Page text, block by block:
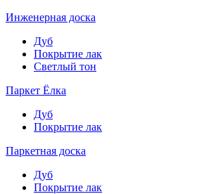
Инженерная доска
Дуб
Покрытие лак
Светлый тон
Паркет Ёлка
Дуб
Покрытие лак
Паркетная доска
Дуб
Покрытие лак